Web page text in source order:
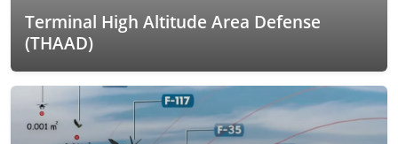
Terminal High Altitude Area Defense
(THAAD)